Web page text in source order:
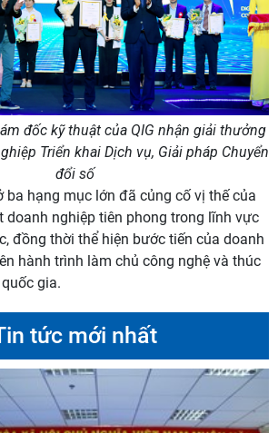
đốc kỹ thuật của QIG nhận giải thưởng
Triển khai Dịch vụ, Giải pháp Chuyển
đổi số
ba hạng mục lớn đã củng cố vị thế của
doanh nghiệp tiên phong trong lĩnh vực
đồng thời thể hiện bước tiến của doanh
hành trình làm chủ công nghệ và thúc
gia.
tức mới nhất